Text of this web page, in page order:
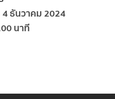
4 ธันวาคม 2024
นาที